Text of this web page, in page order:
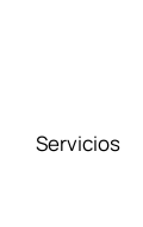
Servicios